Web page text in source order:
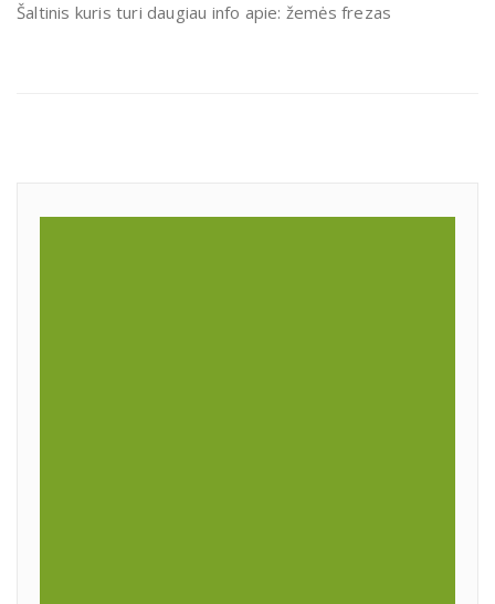
Šaltinis kuris turi daugiau info apie: žemės frezas